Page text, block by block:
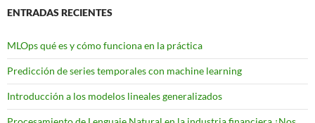
ENTRADAS RECIENTES
MLOps qué es y cómo funciona en la práctica
Predicción de series temporales con machine learning
Introducción a los modelos lineales generalizados